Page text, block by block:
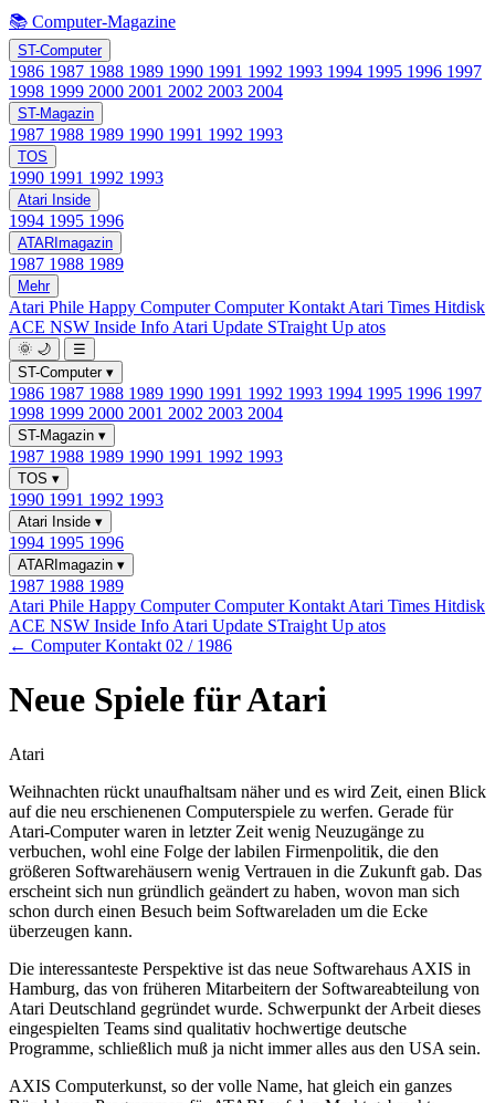
📚 Computer-Magazine
ST-Computer
1986 1987 1988 1989 1990 1991 1992 1993 1994 1995 1996 1997
1998 1999 2000 2001 2002 2003 2004
ST-Magazin
1987 1988 1989 1990 1991 1992 1993
TOS
1990 1991 1992 1993
Atari Inside
1994 1995 1996
ATARImagazin
1987 1988 1989
Mehr
Atari Phile Happy ComputerComputer Kontakt Atari Times Hitdisk
ACE NSW Inside Info Atari Update STraight Up atos
🌞 🌙
☰
ST-Computer ▾
1986 1987 1988 1989 1990 1991 1992 1993 1994 1995 1996 1997
1998 1999 2000 2001 2002 2003 2004
ST-Magazin ▾
1987 1988 1989 1990 1991 1992 1993
TOS ▾
1990 1991 1992 1993
Atari Inside ▾
1994 1995 1996
ATARImagazin ▾
1987 1988 1989
Atari Phile Happy ComputerComputer Kontakt Atari Times Hitdisk
ACE NSW Inside Info Atari Update STraight Up atos
← Computer Kontakt 02 / 1986
Neue Spiele für Atari
Atari
Weihnachten rückt unaufhaltsam näher und es wird Zeit, einen Blick
auf die neu erschienenen Computerspiele zu werfen. Gerade für
Atari-Computer waren in letzter Zeit wenig Neuzugänge zu
verbuchen, wohl eine Folge der labilen Firmenpolitik, die den
größeren Softwarehäusern wenig Vertrauen in die Zukunft gab. Das
erscheint sich nun gründlich geändert zu haben, wovon man sich
schon durch einen Besuch beim Softwareladen um die Ecke
überzeugen kann.
Die interessanteste Perspektive ist das neue Softwarehaus AXIS in
Hamburg, das von früheren Mitarbeitern der Softwareabteilung von
Atari Deutschland gegründet wurde. Schwerpunkt der Arbeit dieses
eingespielten Teams sind qualitativ hochwertige deutsche
Programme, schließlich muß ja nicht immer alles aus den USA sein.
AXIS Computerkunst, so der volle Name, hat gleich ein ganzes